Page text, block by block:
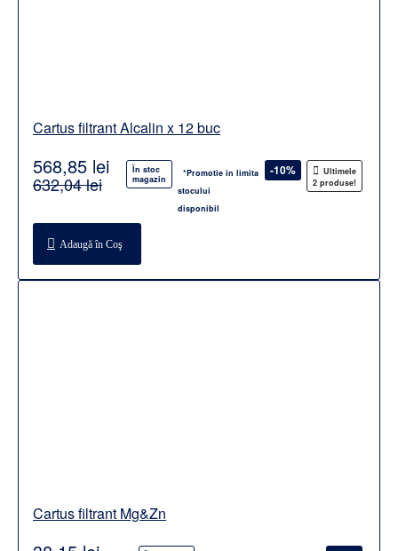
Cartus filtrant Alcalin x 12 buc
Ultimele
2 produse!
În stoc
magazin
*Promotie in limita
stocului
disponibil
-10%
568,85 lei
632,04 lei
Adaugă în Coş
Cartus filtrant Mg&Zn